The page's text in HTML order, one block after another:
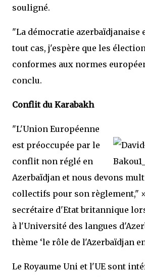
souligné.
"La démocratie azerbaïdjanaise
tout cas, j'espère que les
conformes aux normes
conclu.
Conflit du Karabakh
"L'Union Européenne
est préoccupée par le
conflit non réglé en
Azerbaïdjan et nous devons
collectifs pour son règlement,"
secrétaire d'Etat britannique
à l'Université des langues
thème ‘le rôle de l'Azerbaïdjan
Le Royaume Uni et l'UE sont